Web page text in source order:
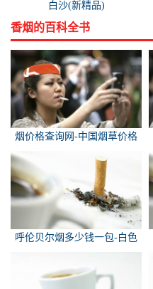
白沙(新精品)
香烟的百科全书
烟价格查询网-中国烟草价格
呼伦贝尔烟多少钱一包-白色
的呼伦贝尔香烟多少钱一包